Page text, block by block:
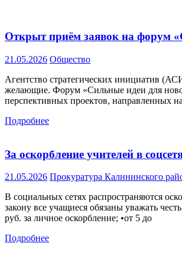
Открыт приём заявок на форум
21.05.2026 Общество
Агентство стратегических инициатив
желающие. Форум «Сильные идеи для
перспективных проектов, направленных
Подробнее
За оскорбление учителей в
21.05.2026 Прокуратура Калининского
В социальных сетях распространяются
закону все учащиеся обязаны уважать
руб. за личное оскорбление; •от 5 до
Подробнее